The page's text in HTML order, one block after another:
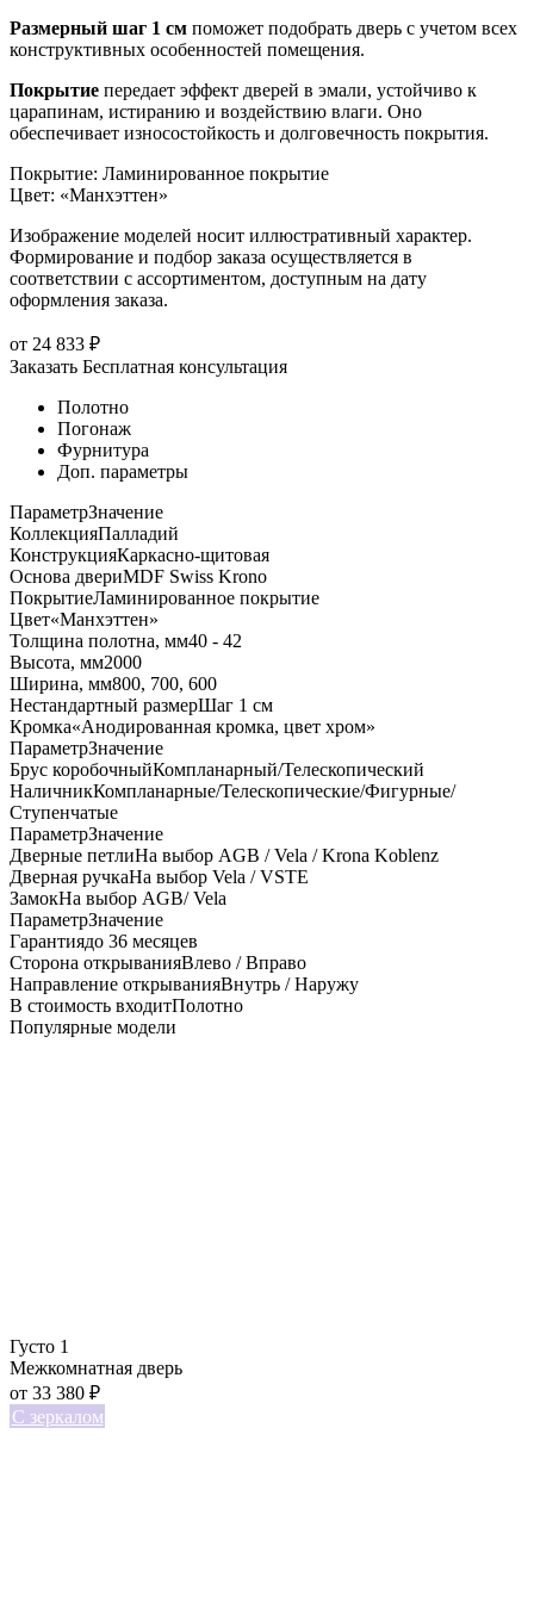
Размерный шаг 1 см поможет подобрать дверь с учетом всех
конструктивных особенностей помещения.
Покрытие передает эффект дверей в эмали, устойчиво к
царапинам, истиранию и воздействию влаги. Оно
обеспечивает износостойкость и долговечность покрытия.
Покрытие: Ламинированное покрытие
Цвет: «Манхэттен»
Изображение моделей носит иллюстративный характер.
Формирование и подбор заказа осуществляется в
соответствии с ассортиментом, доступным на дату
оформления заказа.
от 24 833 ₽
Заказать Бесплатная консультация
Полотно
Погонаж
Фурнитура
Доп. параметры
ПараметрЗначение
КоллекцияПалладий
КонструкцияКаркасно-щитовая
Основа двериMDF Swiss Krono
ПокрытиеЛаминированное покрытие
Цвет«Манхэттен»
Толщина полотна, мм40 - 42
Высота, мм2000
Ширина, мм800, 700, 600
Нестандартный размерШаг 1 см
Кромка«Анодированная кромка, цвет хром»
ПараметрЗначение
Брус коробочныйКомпланарный/Телескопический
НаличникКомпланарные/Телескопические/Фигурные/
Ступенчатые
ПараметрЗначение
Дверные петлиНа выбор AGB / Vela / Krona Koblenz
Дверная ручкаНа выбор Vela / VSTE
ЗамокНа выбор AGB/ Vela
ПараметрЗначение
Гарантиядо 36 месяцев
Сторона открыванияВлево / Вправо
Направление открыванияВнутрь / Наружу
В стоимость входитПолотно
Популярные модели
Густо 1
Межкомнатная дверь
от 33 380 ₽
С зеркалом